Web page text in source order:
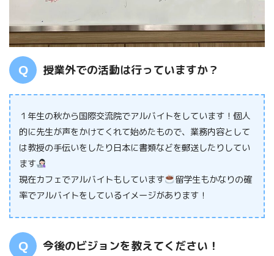
授業外での活動は行っていますか？
１年生の秋から国際交流院でアルバイトをしています！個人
的に先生が声をかけてくれて始めたもので、業務内容として
は教授の手伝いをしたり日本に書類などを郵送したりしてい
ます
現在カフェでアルバイトもしています
留学生もかなりの確
率でアルバイトをしているイメージがあります！
今後のビジョンを教えてください！